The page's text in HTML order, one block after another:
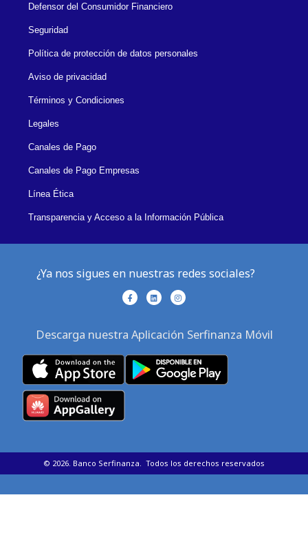
Defensor del Consumidor Financiero
Seguridad
Política de protección de datos personales
Aviso de privacidad
Términos y Condiciones
Legales
Canales de Pago
Canales de Pago Empresas
Línea Ética
Transparencia y Acceso a la Información Pública
¿Ya nos sigues en nuestras redes sociales?
F
a
o
-
L
i
d
I
n
g
m
Descarga nuestra Aplicación Serfinanza Móvil
© 2026 . Banco Serfinanza. Todos los derechos reservados